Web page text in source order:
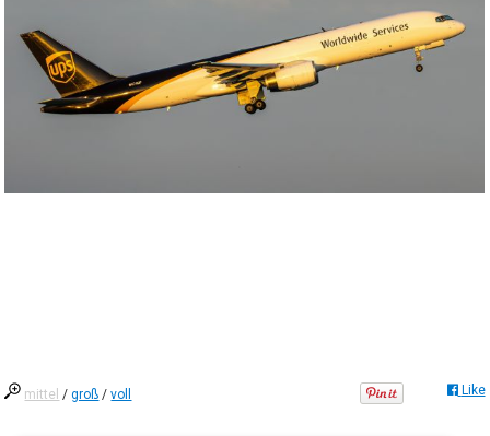
mittel /groß /voll Like